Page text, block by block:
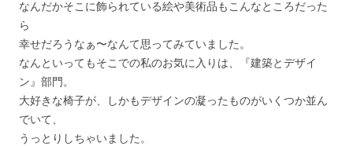
なんだかそこに飾られている絵や美術品もこんなところだった
ら
幸せだろうなぁ〜なんて思ってみていました。
なんといってもそこでの私のお気に入りは、『建築とデザイ
ン』部門。
大好きな椅子が、しかもデザインの凝ったものがいくつか並ん
でいて、
うっとりしちゃいました。